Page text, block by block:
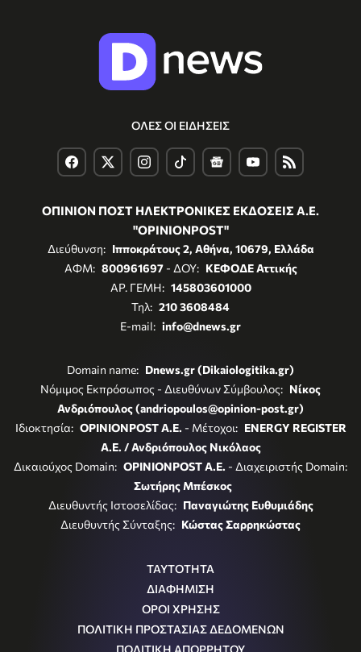
ΟΛΕΣ ΟΙ ΕΙΔΗΣΕΙΣ
ΟΠΙΝΙΟΝ ΠΟΣΤ ΗΛΕΚΤΡΟΝΙΚΕΣ ΕΚΔΟΣΕΙΣ Α.Ε.
"OPINIONPOST"
Διεύθυνση: Ιπποκράτους 2, Αθήνα, 10679, Ελλάδα
ΑΦΜ: 800961697- ΔΟΥ: ΚΕΦΟΔΕ Αττικής
ΑΡ. ΓΕΜΗ: 145803601000
Τηλ: 210 3608484
E-mail: info@dnews.gr
Domain name: Dnews.gr (Dikaiologitika.gr)
Νόμιμος Εκπρόσωπος - Διευθύνων Σύμβουλος: Νίκος
Ανδριόπουλος (andriopoulos@opinion-post.gr)
Ιδιοκτησία: OPINIONPOST A.E. - Μέτοχοι: ENERGY REGISTER
Α.Ε. / Ανδριόπουλος Νικόλαος
Δικαιούχος Domain: OPINIONPOST A.E. - Διαχειριστής Domain:
Σωτήρης Μπέσκος
Διευθυντής Ιστοσελίδας: Παναγιώτης Ευθυμιάδης
Διευθυντής Σύνταξης: Κώστας Σαρρηκώστας
ΤΑΥΤΟΤΗΤΑ
ΔΙΑΦΗΜΙΣΗ
ΟΡΟΙ ΧΡΗΣΗΣ
ΠΟΛΙΤΙΚΗ ΠΡΟΣΤΑΣΙΑΣ ΔΕΔΟΜΕΝΩΝ
ΠΟΛΙΤΙΚΗ ΑΠΟΡΡΗΤΟΥ